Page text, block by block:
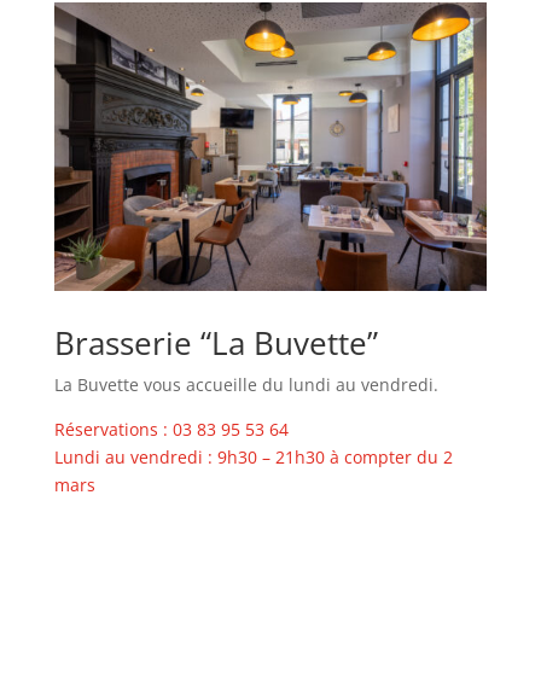
Brasserie “La Buvette”
La Buvette vous accueille du lundi au vendredi.
Réservations : 03 83 95 53 64
Lundi au vendredi : 9h30 – 21h30 à compter du 2
mars